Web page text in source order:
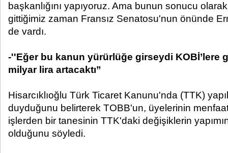
başkanlığını yapıyoruz. Ama bunun sonucu
gittiğimiz zaman Fransız Senatosu'nun önünde
de vardı.
-''Eğer bu kanun yürürlüğe girseydi KOBİ’lere
milyar lira artacaktı”
Hisarcıklıoğlu Türk Ticaret Kanunu'nda (TTK)
duyduğunu belirterek TOBB'un, üyelerinin
işlerden bir tanesinin TTK'daki değişiklerin
olduğunu söyledi.